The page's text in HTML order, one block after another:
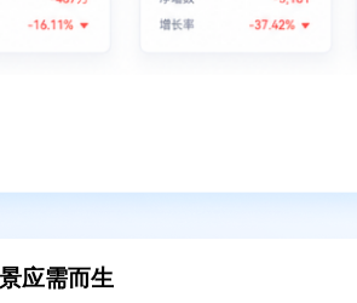
应需而生